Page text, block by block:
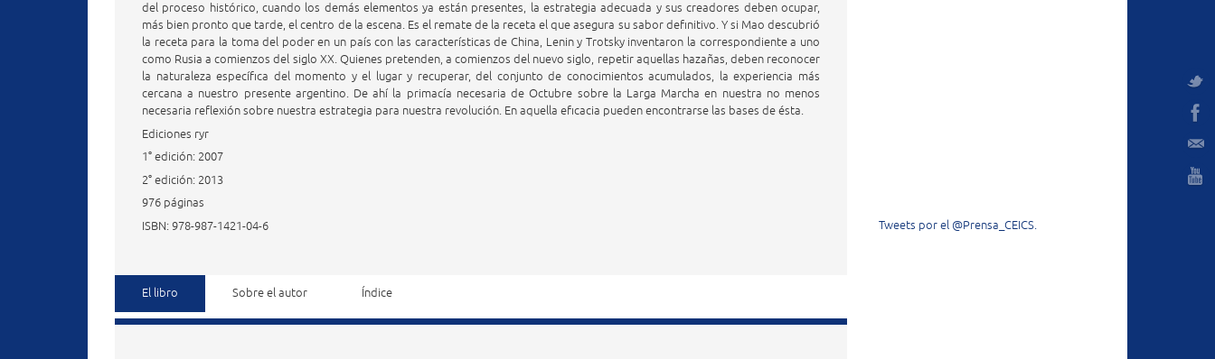
del proceso histórico, cuando los demás elementos ya están presentes, la estrategia adecuada y sus creadores deben ocupar,
más bien pronto que tarde, el centro de la escena. Es el remate de la receta el que asegura su sabor definitivo. Y si Mao descubrió
la receta para la toma del poder en un país con las características de China, Lenin y Trotsky inventaron la correspondiente a uno
como Rusia a comienzos del siglo XX. Quienes pretenden, a comienzos del nuevo siglo, repetir aquellas hazañas, deben reconocer
la naturaleza específica del momento y el lugar y recuperar, del conjunto de conocimientos acumulados, la experiencia más
cercana a nuestro presente argentino. De ahí la primacía necesaria de Octubre sobre la Larga Marcha en nuestra no menos
necesaria reflexión sobre nuestra estrategia para nuestra revolución. En aquella eficacia pueden encontrarse las bases de ésta.
Ediciones ryr
1° edición: 2007
2° edición: 2013
976 páginas
ISBN: 978-987-1421-04-6
El libro Sobre el autor Índice
Tweets por el @Prensa_CEICS.